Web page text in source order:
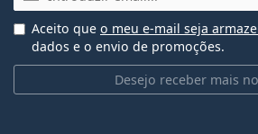
Desejo receber mais
Aceito que o meu e-mail seja
dados e o envio de promoções.